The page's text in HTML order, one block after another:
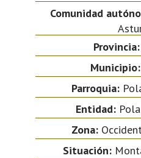
Comunidad
Provincia:
Municipio:
Parroquia:
Entidad:Pola
Zona:
Situación: